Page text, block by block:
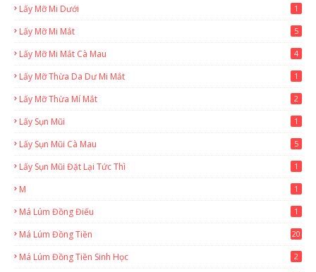
Lấy Mỡ Mi Dưới 1
Lấy Mỡ Mi Mắt 5
Lấy Mỡ Mi Mắt Cà Mau 4
Lấy Mỡ Thừa Da Dư Mi Mắt 1
Lấy Mỡ Thừa Mí Mắt 2
Lấy Sụn Mũi 1
Lấy Sụn Mũi Cà Mau 5
Lấy Sụn Mũi Đặt Lại Tức Thì 1
M 1
Má Lúm Đồng Điếu 1
Má Lúm Đồng Tiền 20
Má Lúm Đồng Tiền Sinh Học 2